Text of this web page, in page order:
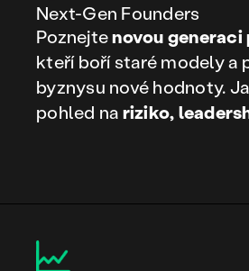
Next-Gen Founders
Poznejtenovou
kteří boří staré modely a
byznysu nové hodnoty.
pohled nariziko,